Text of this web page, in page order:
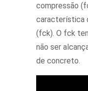
compressão
característica
(fck). O fck
não ser
de concreto.